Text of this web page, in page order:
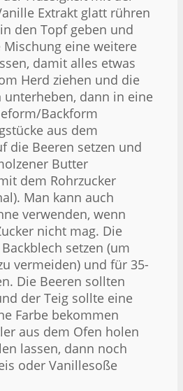
Extrakt glatt rühren
den Topf geben und
eine weitere
damit alles etwas
Herd ziehen und die
unterheben, dann in eine
Backform
aus dem
die Beeren setzen und
Butter
dem Rohrzucker
Man kann auch
verwenden, wenn
nicht mag. Die
setzen (um
vermeiden) und für 35-
Die Beeren sollten
der Teig sollte eine
Farbe bekommen
aus dem Ofen holen
lassen, dann noch
oder Vanillesoße